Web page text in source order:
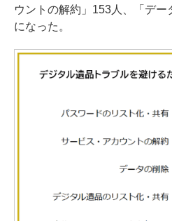
ウントの解約」153人、「デ
になった。